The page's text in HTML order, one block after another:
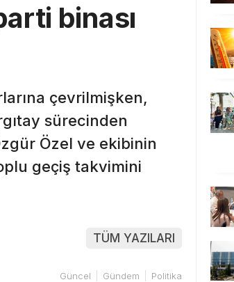
binası
çevrilmişken,
sürecinden
Özel ve ekibinin
geçiş takvimini
TÜM YAZILARI
Güncel Gündem Politika